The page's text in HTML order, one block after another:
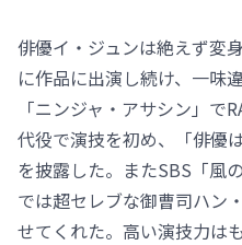
俳優イ・ジュンは絶えず変
に作品に出演し続け、一味
「ニンジャ・アサシン」で
代役で演技を初め、「俳優
を披露した。またSBS「風
では超セレブな御曹司ハン
せてくれた。高い演技力は